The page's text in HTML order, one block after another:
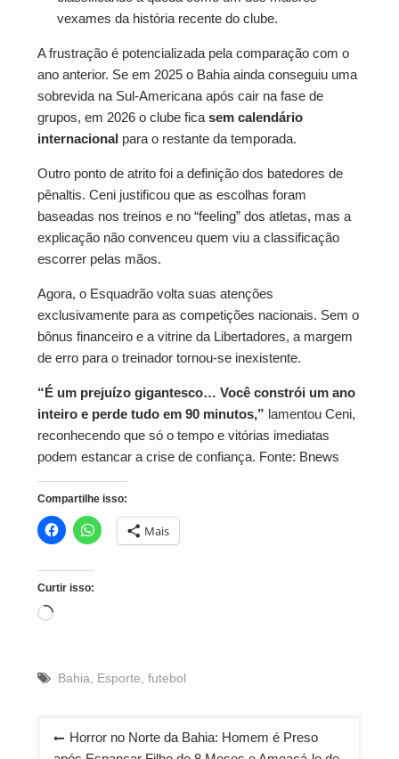
vexames da história recente do clube.
A frustração é potencializada pela comparação com o
ano anterior. Se em 2025 o Bahia ainda conseguiu uma
sobrevida na Sul-Americana após cair na fase de
grupos, em 2026 o clube fica sem calendário
internacional para o restante da temporada.
Outro ponto de atrito foi a definição dos batedores de
pênaltis. Ceni justificou que as escolhas foram
baseadas nos treinos e no “feeling” dos atletas, mas a
explicação não convenceu quem viu a classificação
escorrer pelas mãos.
Agora, o Esquadrão volta suas atenções
exclusivamente para as competições nacionais. Sem o
bônus financeiro e a vitrine da Libertadores, a margem
de erro para o treinador tornou-se inexistente.
“É um prejuízo gigantesco… Você constrói um ano
inteiro e perde tudo em 90 minutos,” lamentou Ceni,
reconhecendo que só o tempo e vitórias imediatas
podem estancar a crise de confiança. Fonte: Bnews
Compartilhe isso:
Mais
Curtir isso:
Carregando...
Bahia Esporte futebol
Navegação
de
Horror no Norte da Bahia: Homem é Preso